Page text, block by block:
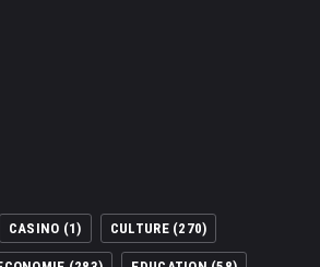
CASINO (1) CULTURE(270)